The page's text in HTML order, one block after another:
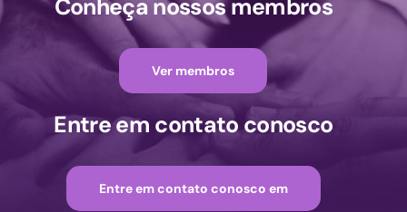
Conheça nossos membros
Ver membros
Entre em contato conosco
Entre em contato conosco em